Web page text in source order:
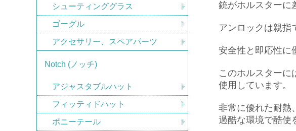
銃がホルスターに
アンロックは親指
安全性と即応性に
このホルスターに
使用しています。
非常に優れた耐熱
過酷な環境で酷使
シューティンググラス
ゴーグル
アクセサリー、スペアパーツ
Notch (ノッチ)
アジャスタブルハット
フィッティドハット
ポニーテール